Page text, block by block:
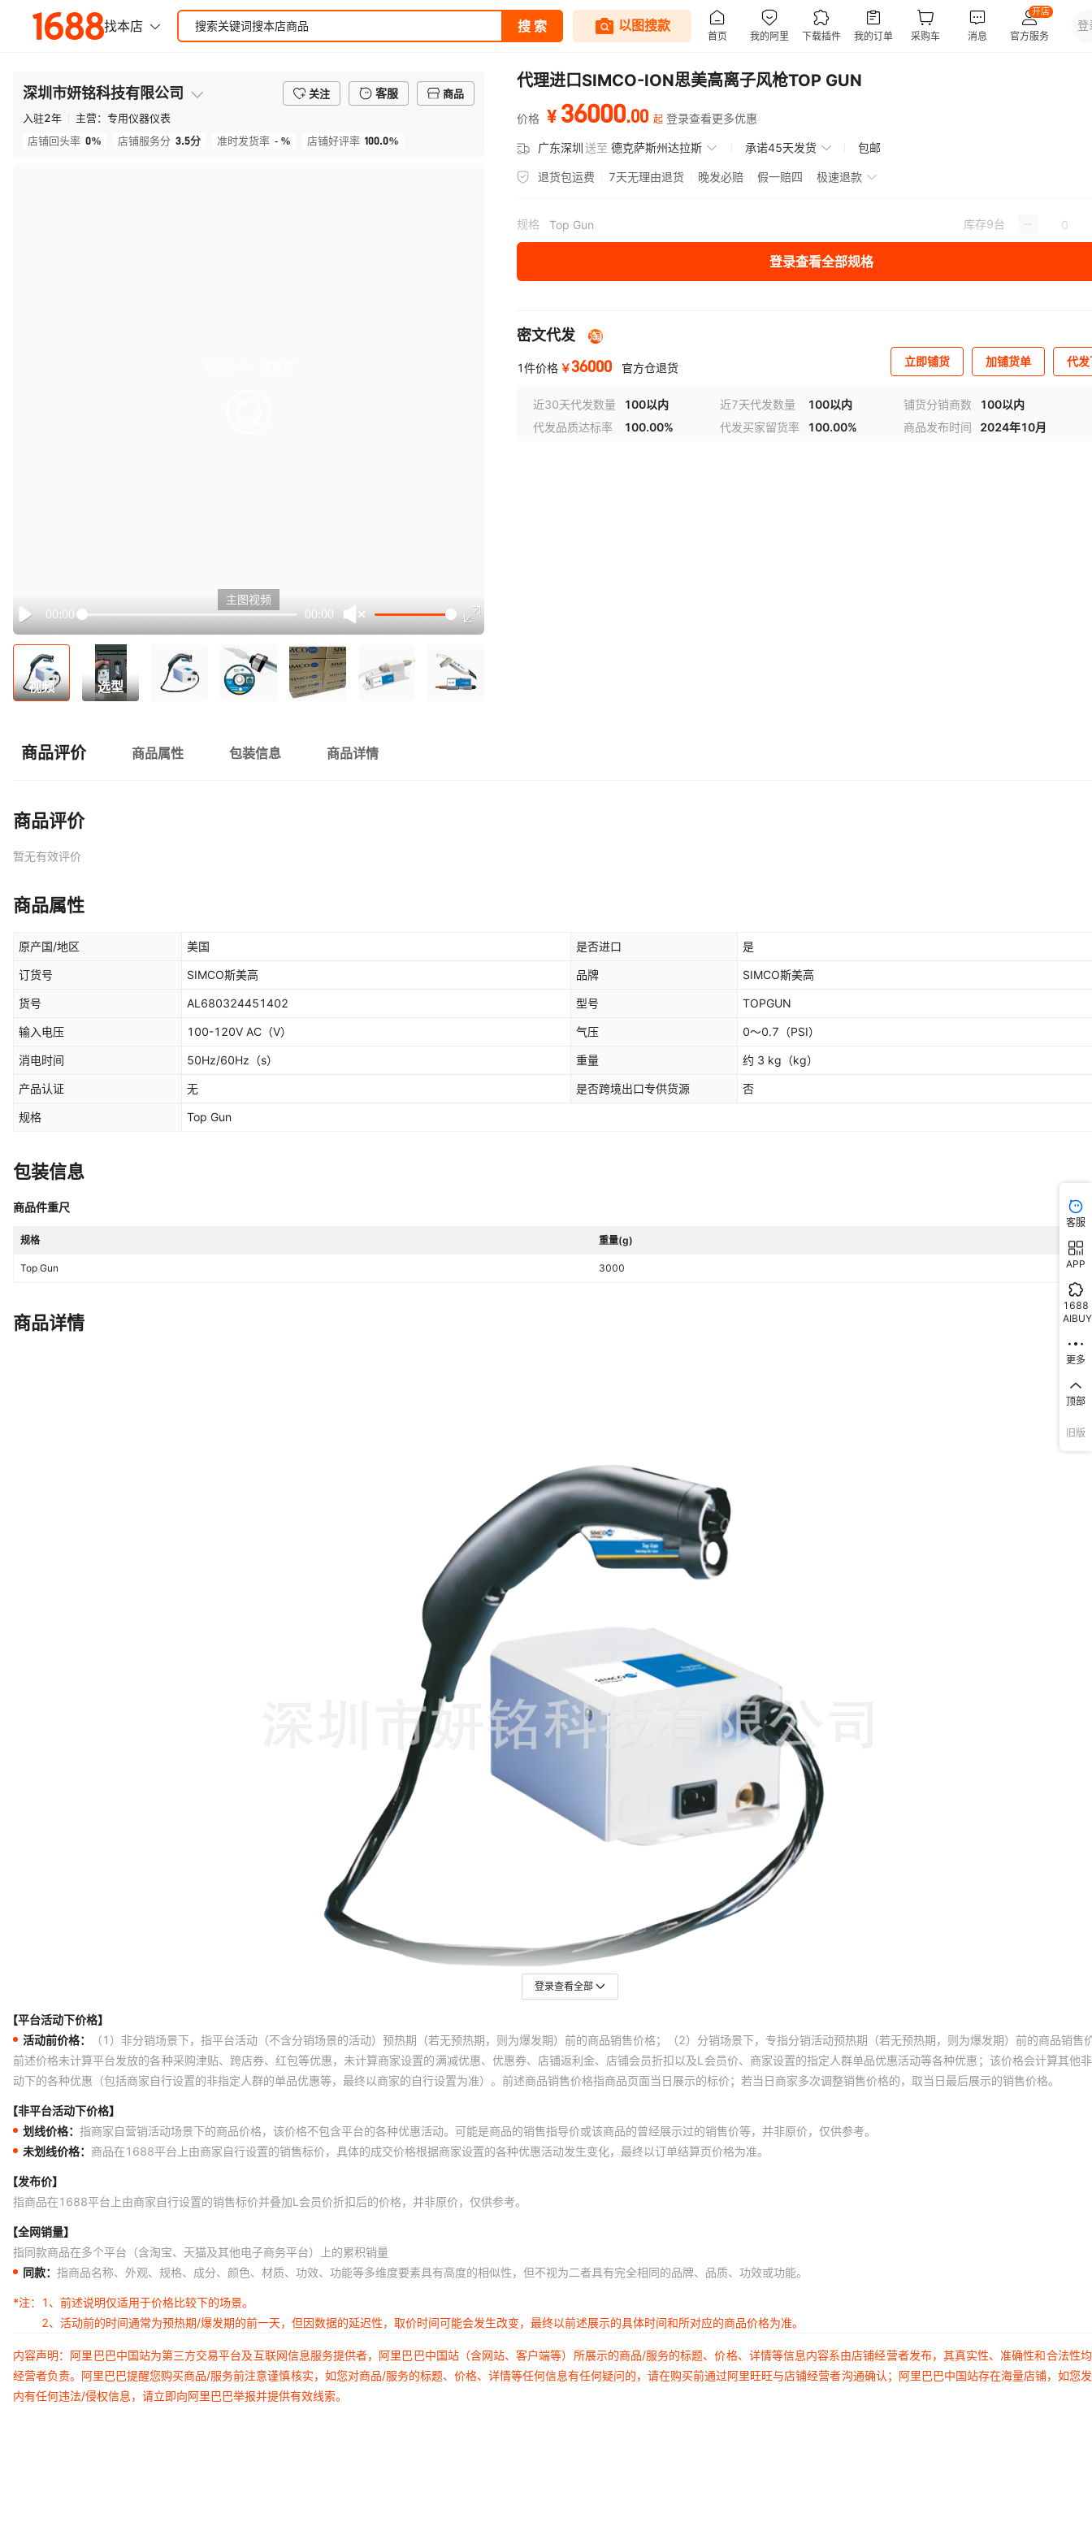
深圳市妍铭科技有限公司 关注 客服
商品
入驻2年 主营： 专用仪器仪表
店铺回头率 0% 店铺服务分 3.5分 准时发货率 - % 店铺好评率 100.0%
Play
00:00 00:00
主图视频
视频 选型
代理进口SIMCO-ION思美高离子风枪TOP GUN
价格 ¥ 36000.00 起 登录查看更多优惠
广东深圳送至 德克萨斯州达拉斯 承诺45天发货 包邮
退货包运费 7天无理由退货 晚发必赔 假一赔四 极速退款
规格 Top Gun 库存9台
登录查看全部规格
密文代发
1件价格 ￥36000 官方仓退货 立即铺货 加铺货单 代
近30天代发数量 100以内 近7天代发数量 100以内 铺货分销商数
100以内
代发品质达标率
100.00% 代发买家留货率 100.00% 商品发布时间 2024年10月
商品评价 商品属性 包装信息 商品详情
商品评价
暂无有效评价
商品属性
原产国/地区 美国 是否进口 是
订货号 SIMCO斯美高 品牌 SIMCO斯美高
货号 AL680324451402 型号 TOPGUN
输入电压 100-120V AC （V） 气压 0～0.7 （PSI）
消电时间 50Hz/60Hz （s） 重量 约 3 kg （kg）
产品认证 无 是否跨境出口专供货源 否
规格 Top Gun
包装信息
商品件重尺
规格 重量(g)
Top Gun 3000
商品详情
登录查看全部
【平台活动下价格】
活动前价格：
（1）非分销场景下，指平台活动（不含分销场景的活动）预热期（若无预热期，则为爆发期）前的商品销售价格；（2）分销场景下，专指分销活动预热期（若无预热期，则为爆发期）前的商品销售
前述价格未计算平台发放的各种采购津贴、跨店券、红包等优惠，未计算商家设置的满减优惠、优惠券、店铺返利金、店铺会员折扣以及L会员价、商家设置的指定人群单品优惠活动等各种优惠；该价格会计算其他
动下的各种优惠（包括商家自行设置的非指定人群的单品优惠等，最终以商家的自行设置为准）。前述商品销售价格指商品页面当日展示的标价；若当日商家多次调整销售价格的，取当日最后展示的销售价格。
【非平台活动下价格】
划线价格： 指商家自营销活动场景下的商品价格，该价格不包含平台的各种优惠活动。可能是商品的销售指导价或该商品的曾经展示过的销售价等，并非原价，仅供参考。
未划线价格： 商品在1688平台上由商家自行设置的销售标价，具体的成交价格根据商家设置的各种优惠活动发生变化，最终以订单结算页价格为准。
【发布价】
指商品在1688平台上由商家自行设置的销售标价并叠加L会员价折扣后的价格，并非原价，仅供参考。
【全网销量】
指同款商品在多个平台（含淘宝、天猫及其他电子商务平台）上的累积销量
同款： 指商品名称、外观、规格、成分、颜色、材质、功效、功能等多维度要素具有高度的相似性，但不视为二者具有完全相同的品牌、品质、功效或功能。
*注：
1、前述说明仅适用于价格比较下的场景。
2、活动前的时间通常为预热期/爆发期的前一天，但因数据的延迟性，取价时间可能会发生改变，最终以前述展示的具体时间和所对应的商品价格为准。
内容声明：阿里巴巴中国站为第三方交易平台及互联网信息服务提供者，阿里巴巴中国站（含网站、客户端等）所展示的商品/服务的标题、价格、详情等信息内容系由店铺经营者发布，其真实性、准确性和合法性
经营者负责。阿里巴巴提醒您购买商品/服务前注意谨慎核实，如您对商品/服务的标题、价格、详情等任何信息有任何疑问的，请在购买前通过阿里旺旺与店铺经营者沟通确认；阿里巴巴中国站存在海量店铺，如您
内有任何违法/侵权信息，请立即向阿里巴巴举报并提供有效线索。
客服
APP
1688
AIBUY
更多
顶部
旧版